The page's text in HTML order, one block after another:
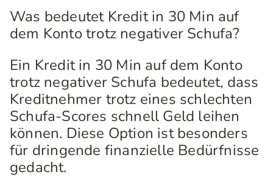
Was bedeutet Kredit in 30 Min auf
dem Konto trotz negativer Schufa?
Ein Kredit in 30 Min auf dem Konto
trotz negativer Schufa bedeutet, dass
Kreditnehmer trotz eines schlechten
Schufa-Scores schnell Geld leihen
können. Diese Option ist besonders
für dringende finanzielle Bedürfnisse
gedacht.